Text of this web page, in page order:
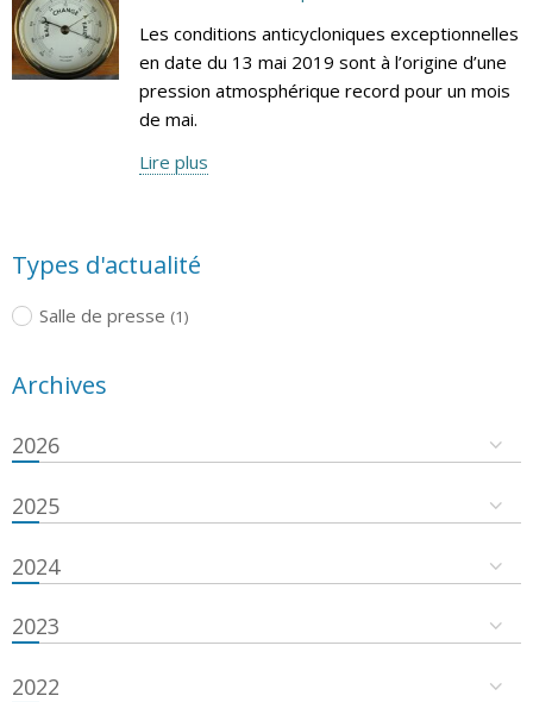
Les conditions anticycloniques exceptionnelles
en date du 13 mai 2019 sont à l’origine d’une
pression atmosphérique record pour un mois
de mai.
Lire plus
Types d'actualité
Salle de presse (1)
Archives
2026
2025
2024
2023
2022